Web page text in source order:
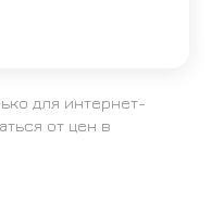
для интернет-
от цен в